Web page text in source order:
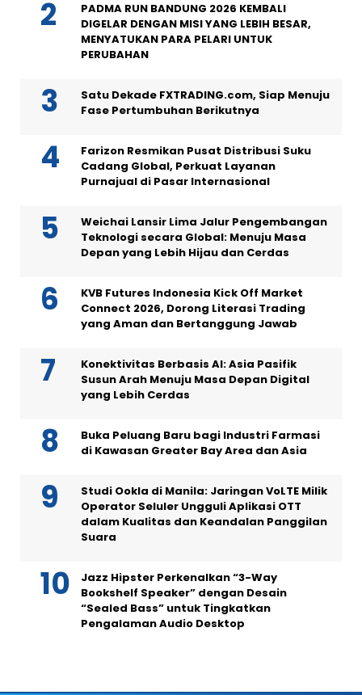
PADMA RUN BANDUNG 2026 KEMBALI
DIGELAR DENGAN MISI YANG LEBIH BESAR,
MENYATUKAN PARA PELARI UNTUK
PERUBAHAN
Satu Dekade FXTRADING.com, Siap Menuju
Fase Pertumbuhan Berikutnya
Farizon Resmikan Pusat Distribusi Suku
Cadang Global, Perkuat Layanan
Purnajual di Pasar Internasional
Weichai Lansir Lima Jalur Pengembangan
Teknologi secara Global: Menuju Masa
Depan yang Lebih Hijau dan Cerdas
KVB Futures Indonesia Kick Off Market
Connect 2026, Dorong Literasi Trading
yang Aman dan Bertanggung Jawab
Konektivitas Berbasis AI: Asia Pasifik
Susun Arah Menuju Masa Depan Digital
yang Lebih Cerdas
Buka Peluang Baru bagi Industri Farmasi
di Kawasan Greater Bay Area dan Asia
Studi Ookla di Manila: Jaringan VoLTE Milik
Operator Seluler Ungguli Aplikasi OTT
dalam Kualitas dan Keandalan Panggilan
Suara
Jazz Hipster Perkenalkan “3-Way
Bookshelf Speaker” dengan Desain
“Sealed Bass” untuk Tingkatkan
Pengalaman Audio Desktop